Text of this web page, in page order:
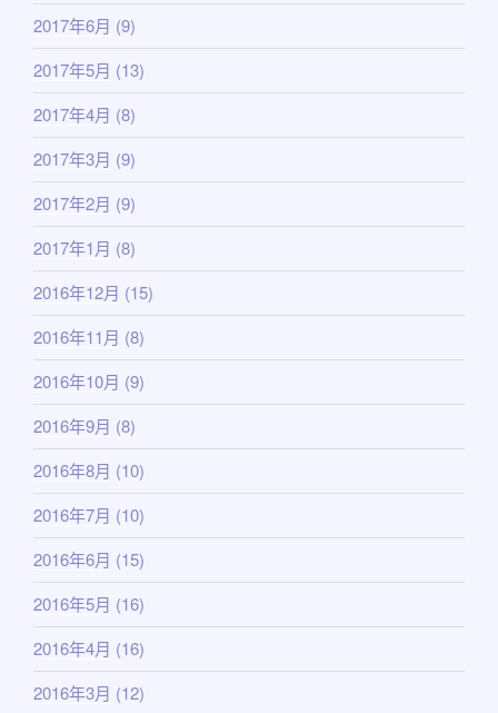
2017年6月 (9)
2017年5月 (13)
2017年4月 (8)
2017年3月 (9)
2017年2月 (9)
2017年1月 (8)
2016年12月 (15)
2016年11月 (8)
2016年10月 (9)
2016年9月 (8)
2016年8月 (10)
2016年7月 (10)
2016年6月 (15)
2016年5月 (16)
2016年4月 (16)
2016年3月 (12)